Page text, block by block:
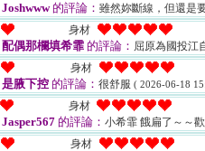
Joshwww的評論： 雖然妳斷線，但還是
身材
配偶那欄填希霏 的評論： 屈原為國投江
身材
是腋下控 的評論： 很舒服 ( 2026-06-18
身材
Jasper567 的評論： 小希霏 餓扁了～～
身材